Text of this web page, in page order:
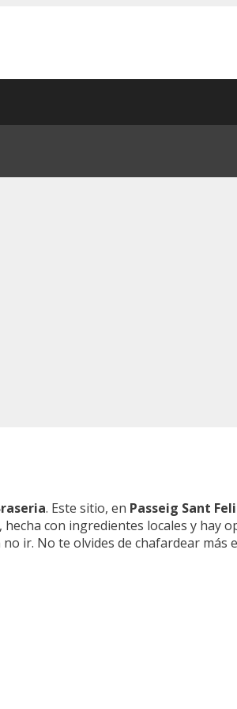
. Este sitio, en Passeig Sant
con ingredientes locales y hay
ir. No te olvides de chafardear más